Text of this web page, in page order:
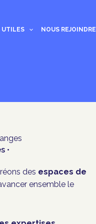
UTILES NOUS REJOINDRE
•
des espaces de
ensemble le